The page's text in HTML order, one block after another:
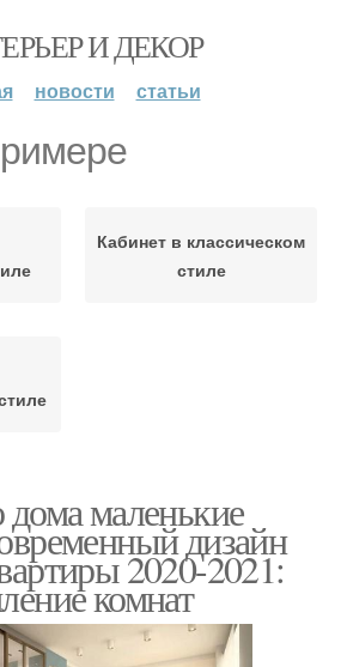
И ДЕКОР
новости статьи
Кабинет в классическом
стиле
маленькие
дизайн
2020-2021:
комнат